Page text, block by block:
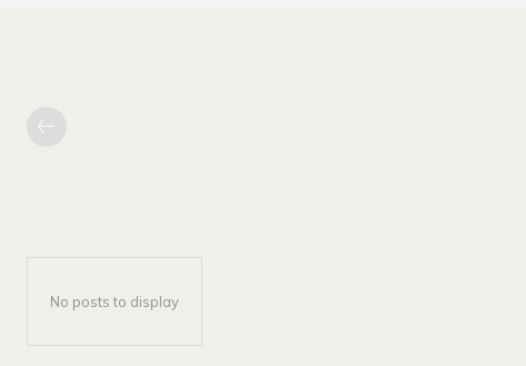
No posts to display